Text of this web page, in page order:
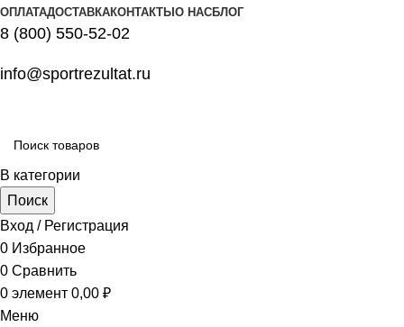
ОПЛАТАДОСТАВКАКОНТАКТЫ О НАСБЛОГ
8 (800) 550-52-02
info@sportrezultat.ru
В категории
Поиск
Вход / Регистрация
0 Избранное
0 Сравнить
0 элемент 0,00 ₽
Меню